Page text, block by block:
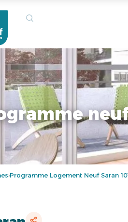
›Programme Logement Neuf Saran